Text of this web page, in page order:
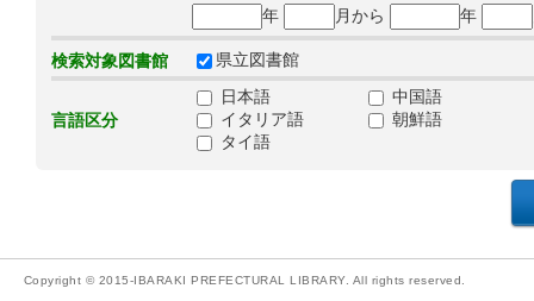
年
月から 年
検索対象図書館 県立図書館
言語区分
日本語
中国語
イタリア語
朝鮮語
タイ語
Copyright © 2015-IBARAKI PREFECTURAL LIBRARY. All rights reserved.